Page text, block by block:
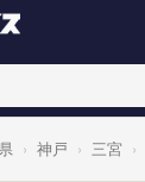
神戸 三宮